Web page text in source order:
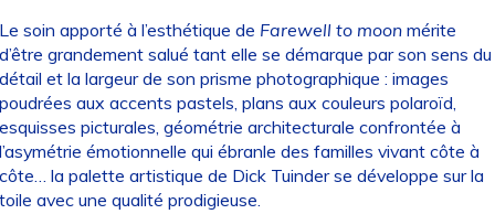
soin apporté à l’esthétique de Farewell to moonmérite
grandement salué tant elle se démarque par son sens du
et la largeur de son prisme photographique : images
aux accents pastels, plans aux couleurs polaroïd,
picturales, géométrie architecturale confrontée à
émotionnelle qui ébranle des familles vivant côte à
la palette artistique de Dick Tuinder se développe sur la
avec une qualité prodigieuse.